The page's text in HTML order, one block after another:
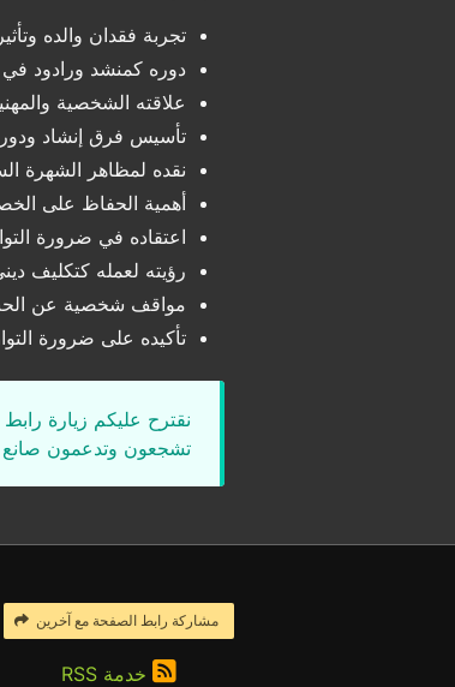
تجربة فقدان والده
دوره كمنشد ورادود
علاقته الشخصية
تأسيس فرق إنشاد
نقده لمظاهر الشهرة
أهمية الحفاظ على
اعتقاده في ضرورة
رؤيته لعمله كتكليف
مواقف شخصية عن الحب،
تأكيده على ضرورة
نقترح عليكم زيارة
تشجعون وتدعمون صانع
مشاركة رابط الصفحة مع آخرين
خدمة RSS